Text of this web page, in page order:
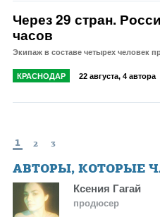
Через 29 стран.
часов
Экипаж в составе четырех человек
КРАСНОДАР 22 августа, 4 автора
1 2 3
АВТОРЫ, КОТОРЫЕ
Ксения Гагай
продюсер